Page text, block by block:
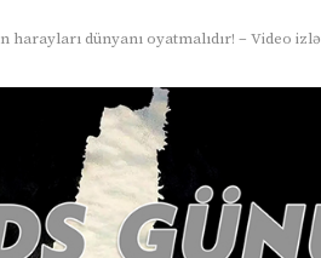
harayları dünyanı oyatmalıdır! – Video izlə